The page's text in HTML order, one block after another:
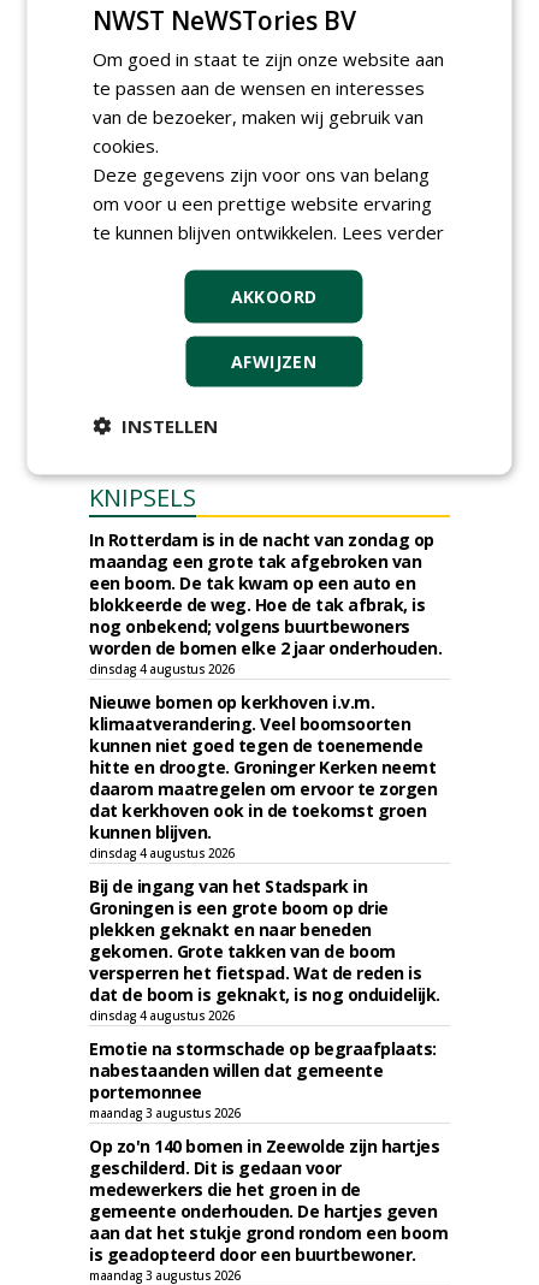
Boomrooierij Weijtmans.
Academisch Ziekenhuis Maastricht gunt
onderhoud terreinen MUMC+ aan Jonkers
Hoveniers, Dolmans Landscaping Group en
Infracilities
Provincie Drenthe gunt bestek 1879;
onderhoud bomen en beplantingen 2026,
provincie Drenthe aan Den Held
zondag 2 augustus 2026
KNIPSELS
In Rotterdam is in de nacht van zondag op
maandag een grote tak afgebroken van
een boom. De tak kwam op een auto en
blokkeerde de weg. Hoe de tak afbrak, is
nog onbekend; volgens buurtbewoners
worden de bomen elke 2 jaar onderhouden.
dinsdag 4 augustus 2026
Nieuwe bomen op kerkhoven i.v.m.
klimaatverandering. Veel boomsoorten
kunnen niet goed tegen de toenemende
hitte en droogte. Groninger Kerken neemt
daarom maatregelen om ervoor te zorgen
dat kerkhoven ook in de toekomst groen
kunnen blijven.
dinsdag 4 augustus 2026
Bij de ingang van het Stadspark in
Groningen is een grote boom op drie
plekken geknakt en naar beneden
gekomen. Grote takken van de boom
versperren het fietspad. Wat de reden is
dat de boom is geknakt, is nog onduidelijk.
dinsdag 4 augustus 2026
Emotie na stormschade op begraafplaats:
nabestaanden willen dat gemeente
portemonnee
maandag 3 augustus 2026
Op zo'n 140 bomen in Zeewolde zijn hartjes
geschilderd. Dit is gedaan voor
medewerkers die het groen in de
gemeente onderhouden. De hartjes geven
aan dat het stukje grond rondom een boom
is geadopteerd door een buurtbewoner.
maandag 3 augustus 2026
NWST NeWSTories BV
Om goed in staat te zijn onze website aan
te passen aan de wensen en interesses
van de bezoeker, maken wij gebruik van
cookies.
Deze gegevens zijn voor ons van belang
om voor u een prettige website ervaring
te kunnen blijven ontwikkelen. Lees verder
AKKOORD
AFWIJZEN
INSTELLEN